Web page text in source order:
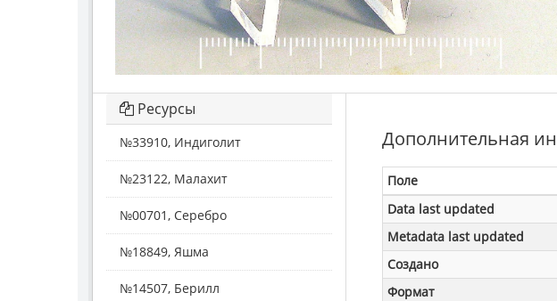
Дополнительная
Поле
Data last updated
Metadata last updated
Создано
Формат
Ресурсы
№33910, Индиголит
№23122, Малахит
№00701, Серебро
№18849, Яшма
№14507, Берилл